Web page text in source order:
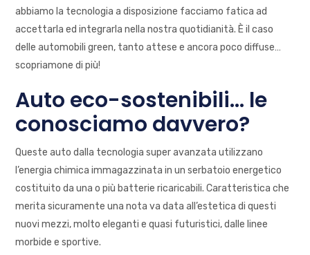
abbiamo la tecnologia a disposizione facciamo fatica ad
accettarla ed integrarla nella nostra quotidianità. È il caso
delle automobili green, tanto attese e ancora poco diffuse…
scopriamone di più!
Auto eco-sostenibili… le
conosciamo davvero?
Queste auto dalla tecnologia super avanzata utilizzano
l’energia chimica immagazzinata in un serbatoio energetico
costituito da una o più batterie ricaricabili. Caratteristica che
merita sicuramente una nota va data all’estetica di questi
nuovi mezzi, molto eleganti e quasi futuristici, dalle linee
morbide e sportive.